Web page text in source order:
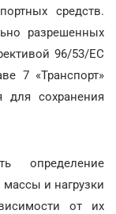
средств.
разрешенных
96/53/ЕС
7 «Транспорт»
для сохранения
определение
и нагрузки
от их